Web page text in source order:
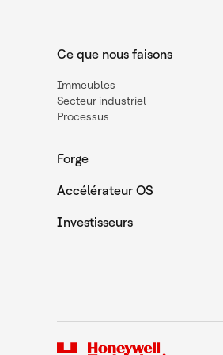
Ce que nous faisons
Immeubles
Secteur industriel
Processus
Forge
Accélérateur OS
Investisseurs